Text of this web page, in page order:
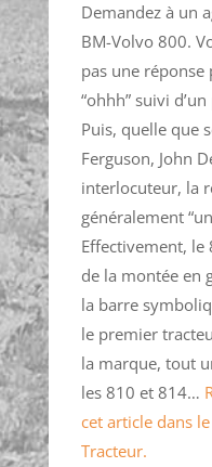
Demandez à un
BM-Volvo 800.
pas une réponse
“ohhh” suivi
Puis, quelle que
Ferguson, John
interlocuteur, la
généralement
Effectivement, le
de la montée en
la barre
le premier
la marque, tout
les 810 et 814…
cet article dans
Tracteur.